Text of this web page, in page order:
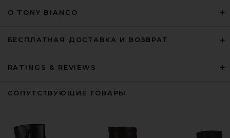
О TONY BIANCO
БЕСПЛАТНАЯ ДОСТАВКА И ВОЗВРАТ
RATINGS & REVIEWS
СОПУТСТВУЮЩИЕ ТОВАРЫ